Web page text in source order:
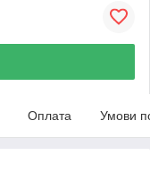
Оплата Умови